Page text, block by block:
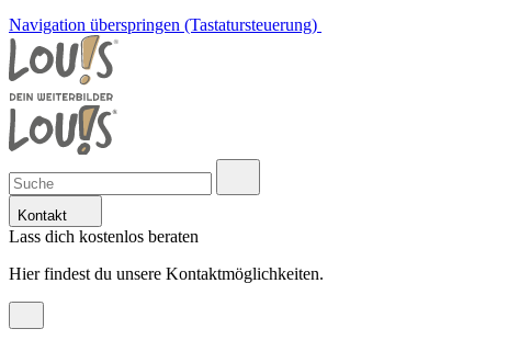
Navigation überspringen (Tastatursteuerung)
Kontakt
Lass dich kostenlos beraten
Hier findest du unsere Kontaktmöglichkeiten.